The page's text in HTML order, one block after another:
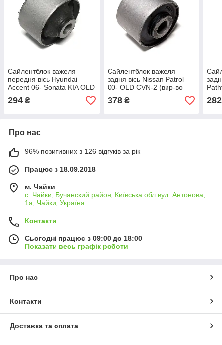
Сайлентблок важеля
передня вісь Hyundai
Accent 06- Sonata KIA OLD
CVKH-51 (вир-во CTR),
арт.GV0009
294 ₴
Сайлентблок важеля
задня вісь Nissan Patrol
00- OLD CVN-2 (вир-во
CTR), арт.GV0393
378₴ 282
Про нас
96% позитивних з 126 відгуків за рік
Працює з 18.09.2018
м. Чайки
с. Чайки, Бучанский район, Київська обл вул. Антонова,
1а, Чайки, Україна
Контакти
Сьогодні працює з 09:00 до 18:00
Показати весь графік роботи
Про нас
Контакти
Доставка та оплата